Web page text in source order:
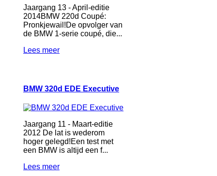
Jaargang 13 - April-editie
2014BMW 220d Coupé:
Pronkjewail!De opvolger van
de BMW 1-serie coupé, die...
Lees meer
BMW 320d EDE Executive
Jaargang 11 - Maart-editie
2012 De lat is wederom
hoger gelegd!Een test met
een BMW is altijd een f...
Lees meer